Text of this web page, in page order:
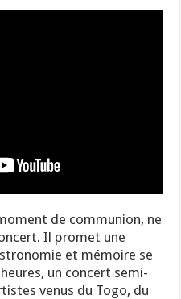
de communion, ne
Il promet une
et mémoire se
un concert semi-
venus du Togo, du